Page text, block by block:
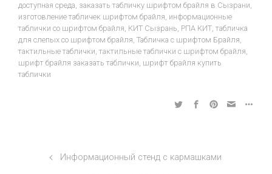
доступная среда, заказать табличку шрифтом брайля в Сызрани,
изготовление табличек шрифтом брайля, информационные
таблички со шрифтом брайля, КИТ Сызрань, РПА КИТ, табличка
для слепых со шрифтом брайля, Табличка с шрифтом Брайля,
тактильные таблички, тактильные таблички с шрифтом брайля,
шрифт брайля заказать таблички, шрифт брайля купить
таблички
Информационный стенд с кармашками